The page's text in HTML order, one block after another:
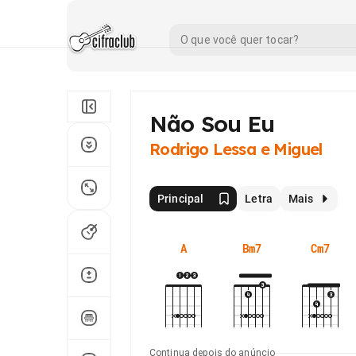
Não Sou Eu
Rodrigo Lessa e Miguel
Principal Letra Mais
A Bm7 Cm7
Continua depois do anúncio